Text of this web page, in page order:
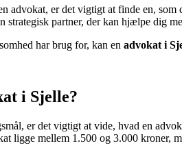
advokat, er det vigtigt at finde en,
strategisk partner, der kan hjælpe dig
har brug for, kan en advokat i
i Sjelle?
er det vigtigt at vide, hvad en
ligge mellem 1.500 og 3.000 kroner,